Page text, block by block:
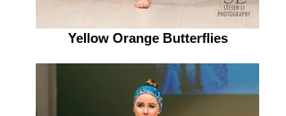
Yellow Orange Butterflies